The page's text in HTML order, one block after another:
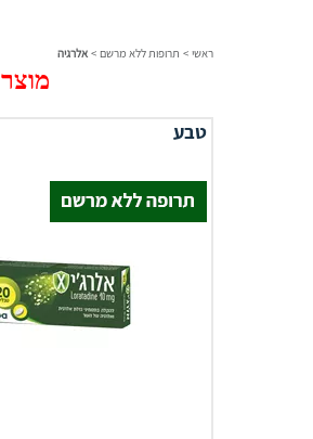
ראשי > תרופות ללא מרשם > אלרגיה
טבע